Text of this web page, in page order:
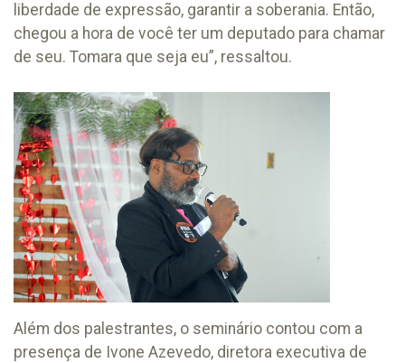
liberdade de expressão, garantir a soberania. Então,
chegou a hora de você ter um deputado para chamar
de seu. Tomara que seja eu”, ressaltou.
Além dos palestrantes, o seminário contou com a
presença de Ivone Azevedo, diretora executiva de